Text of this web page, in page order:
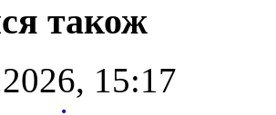
також
15:17